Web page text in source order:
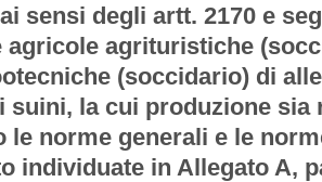
sensi degli artt. 2170 e
agricole agrituristiche
(soccidario) di
suini, la cui produzione sia
le norme generali e le
individuate in Allegato A,